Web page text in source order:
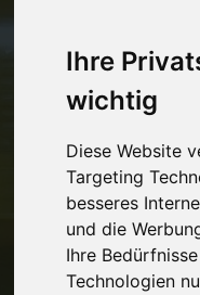
Ihre
wichtig
Diese Website
Targeting
besseres
und die
Ihre
Technologien